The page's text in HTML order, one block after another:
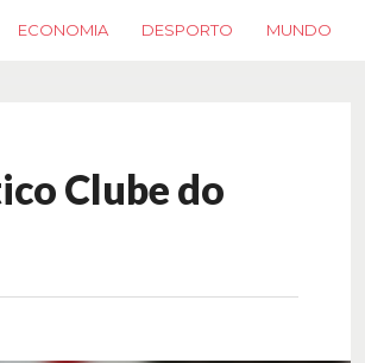
ECONOMIA DESPORTO MUNDO
Clube do